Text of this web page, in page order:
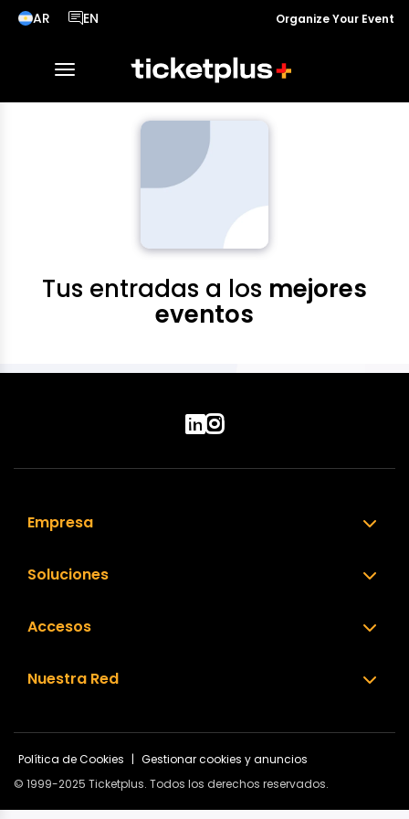
AR
País seleccionado, cambiar país
EN
Idioma seleccionado, cambiar idiomaOrganize Your Event
toggle navigation
Tus entradas a los mejores
eventos
Empresa
Soluciones
Accesos
Nuestra Red
Política de Cookies | Gestionar cookies y anuncios
© 1999-2025 Ticketplus. Todos los derechos reservados.